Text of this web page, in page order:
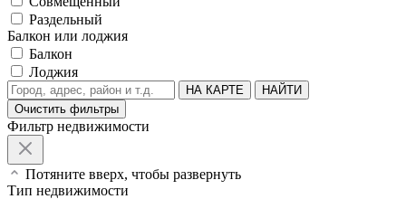
Раздельный
Балкон или лоджия
Балкон
Лоджия
НА КАРТЕ
НАЙТИ
Очистить фильтры
Фильтр недвижимости
Потяните вверх, чтобы развернуть
Тип недвижимости